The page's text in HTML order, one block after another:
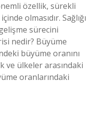
özellik, sürekli
olmasıdır. Sağlığı
sürecini
nedir? Büyüme
büyüme oranını
ve ülkeler arasındaki
oranlarındaki